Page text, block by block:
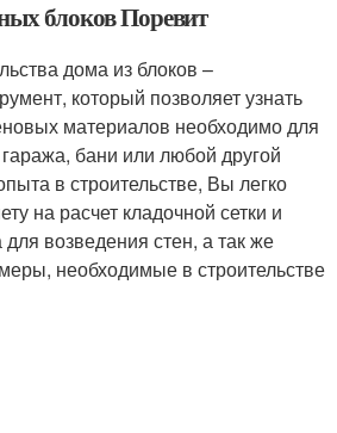
блоков Поревит
дома из блоков –
который позволяет узнать
материалов необходимо для
бани или любой другой
в строительстве, Вы легко
на расчет кладочной сетки и
для возведения стен, а так же
необходимые в строительстве